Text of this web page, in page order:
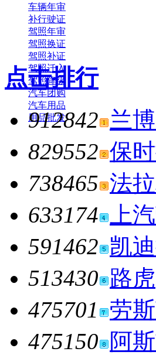
车辆年审
补行驶证
驾照年审
驾照换证
驾照补证
驾照迁入
驾照降级
汽车团购
汽车用品
用品批发
点击排行
912842 兰
829552 保
738465 法
633174
上
591462 凯
513430 路虎
475701 劳
475150 阿